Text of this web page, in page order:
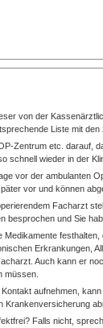
von der
Liste mit den
Zentrum etc. darauf,
schnell wieder in der
vor der ambulanten
vor und können
Facharzt
besprochen und Sie
Erkrankungen,
Auch kann er
müssen.
aufnehmen,
Krankenversicherung
Falls nicht,